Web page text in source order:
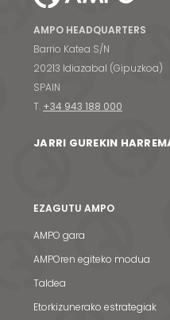
AMPO HEADQUARTERS
Barrio Katea S/N
20213 Idiazabal (Gipuzkoa)
SPAIN
T. +34 943 188 000
JARRI GUREKIN
EZAGUTU AMPO
AMPO gara
AMPOren egiteko modua
Taldea
Etorkizunerako estrategiak